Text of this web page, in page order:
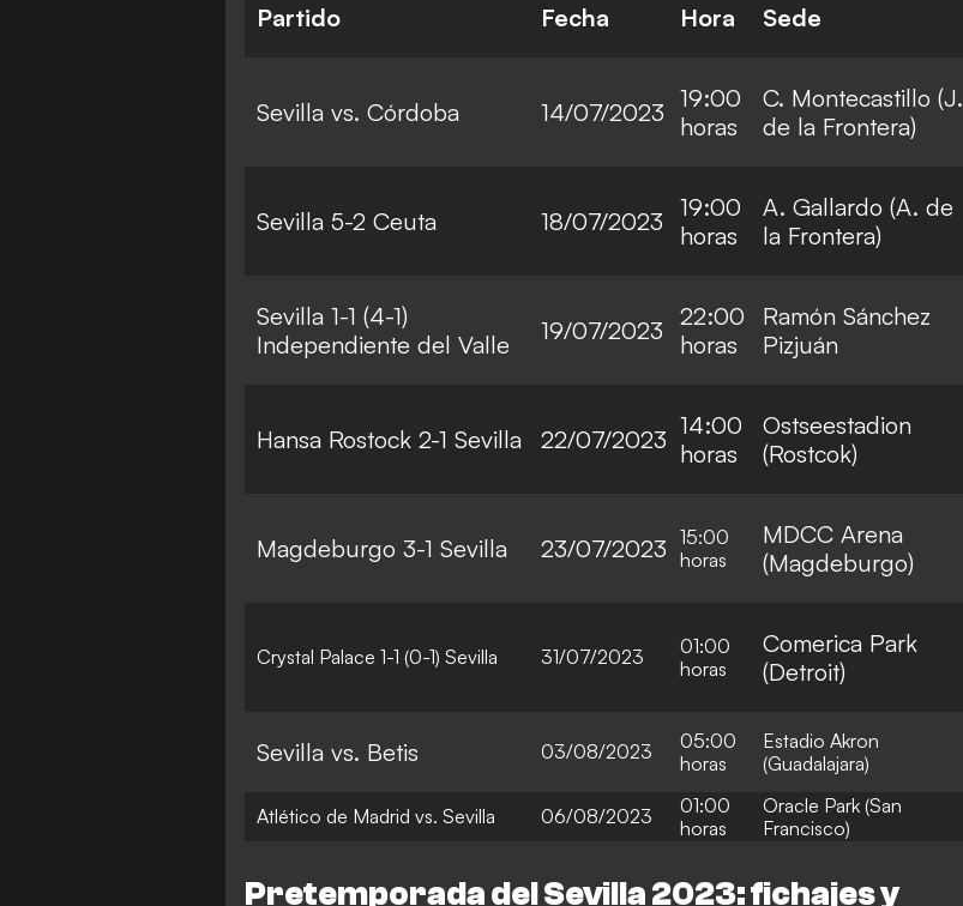
Partido Fecha Hora Sede
Sevilla vs. Córdoba 14/07/2023 19:00
horas
C. Montecastillo (J.
de la Frontera)
Sevilla 5-2 Ceuta 18/07/2023 19:00
horas
A. Gallardo (A. de
la Frontera)
Sevilla 1-1 (4-1)
Independiente del Valle
19/07/2023 22:00
horas
Ramón Sánchez
Pizjuán
Hansa Rostock 2-1 Sevilla 22/07/2023 14:00
horas
Ostseestadion
(Rostcok)
Magdeburgo 3-1 Sevilla 23/07/2023 15:00
horas
MDCC Arena
(Magdeburgo)
Crystal Palace 1-1 (0-1) Sevilla 31/07/2023
01:00
horas
Comerica Park
(Detroit)
Sevilla vs. Betis 03/08/2023
05:00
horas
Estadio Akron
(Guadalajara)
Atlético de Madrid vs. Sevilla 06/08/2023
01:00
horas
Oracle Park (San
Francisco)
Pretemporada del Sevilla 2023: fichajes y